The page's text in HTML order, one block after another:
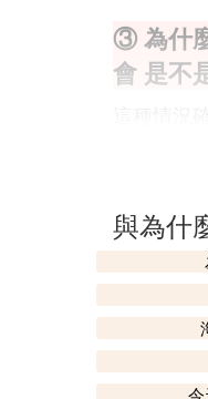
③ 為什
會 是不
制，如
況下，即
此外，使
即使別人
如果你
手機系統
與為什